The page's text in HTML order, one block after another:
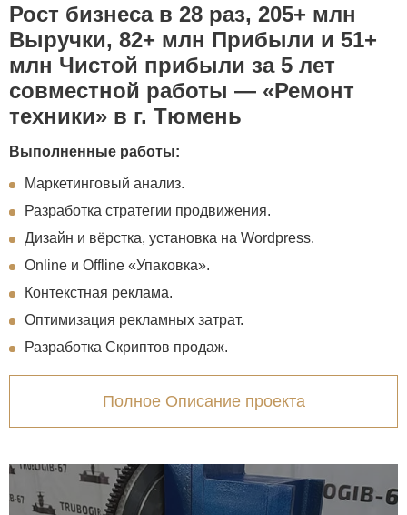
Рост бизнеса в 28 раз, 205+ млн
Выручки, 82+ млн Прибыли и 51+
млн Чистой прибыли за 5 лет
совместной работы — «Ремонт
техники» в г. Тюмень
Выполненные работы:
Маркетинговый анализ.
Разработка стратегии продвижения.
Дизайн и вёрстка, установка на Wordpress.
Online и Offline «Упаковка».
Контекстная реклама.
Оптимизация рекламных затрат.
Разработка Скриптов продаж.
Полное Описание проекта